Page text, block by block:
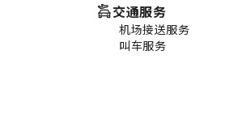
交通服务
机场接送服务
叫车服务